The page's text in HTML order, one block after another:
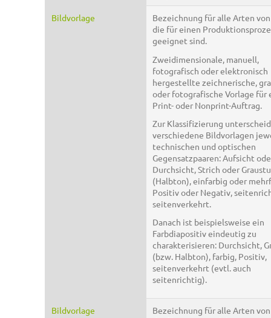
Bildvorlage
Bezeichnung für alle Arten
die für einen
geeignet sind.
Zweidimensionale, manuell,
fotografisch oder elektronisch
hergestellte zeichnerische,
oder fotografische Vorlage für
Print- oder Nonprint-Auftrag.
Zur Klassifizierung
verschiedene Bildvorlagen
technischen und optischen
Gegensatzpaaren: Aufsicht
Durchsicht, Strich oder
(Halbton), einfarbig oder
Positiv oder Negativ,
seitenverkehrt.
Danach ist beispielsweise ein
Farbdiapositiv eindeutig zu
charakterisieren: Durchsicht,
(bzw. Halbton), farbig, Positiv,
seitenverkehrt (evtl. auch
seitenrichtig).
Bildvorlage
Bezeichnung für alle Arten